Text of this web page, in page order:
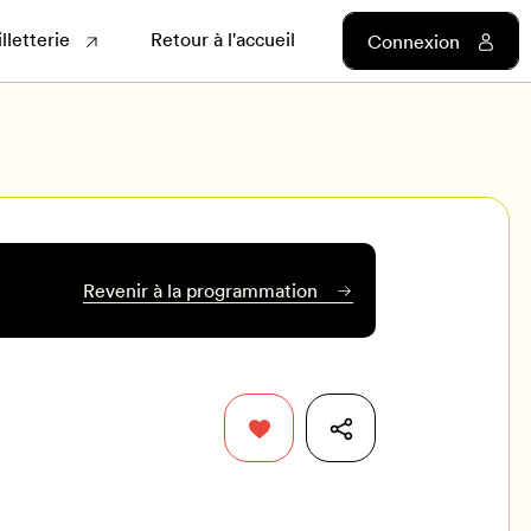
Retour à l'accueil Connexion
Revenir à la programmation